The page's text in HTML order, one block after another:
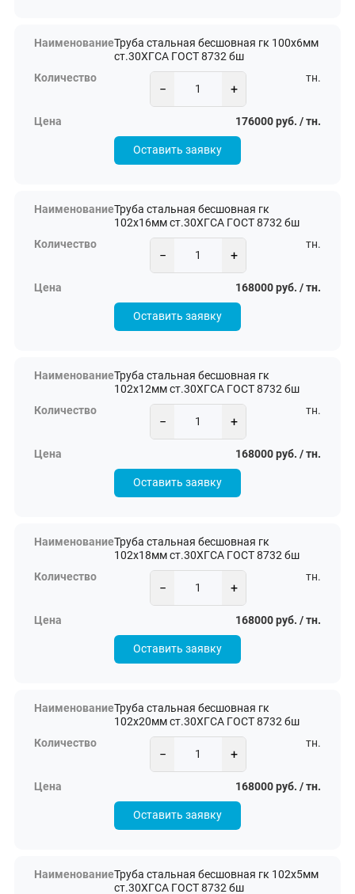
Труба стальная бесшовная гк 100х6мм
ст.30ХГСА ГОСТ 8732 бш
− +
тн.
176000 руб. / тн.
Оставить заявку
Труба стальная бесшовная гк
102х16мм ст.30ХГСА ГОСТ 8732 бш
− +
тн.
168000 руб. / тн.
Оставить заявку
Труба стальная бесшовная гк
102х12мм ст.30ХГСА ГОСТ 8732 бш
− +
тн.
168000 руб. / тн.
Оставить заявку
Труба стальная бесшовная гк
102х18мм ст.30ХГСА ГОСТ 8732 бш
− +
тн.
168000 руб. / тн.
Оставить заявку
Труба стальная бесшовная гк
102х20мм ст.30ХГСА ГОСТ 8732 бш
− +
тн.
168000 руб. / тн.
Оставить заявку
Труба стальная бесшовная гк 102х5мм
ст.30ХГСА ГОСТ 8732 бш